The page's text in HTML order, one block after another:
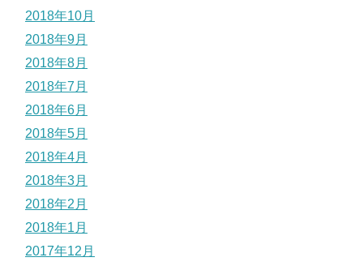
2018年10月
2018年9月
2018年8月
2018年7月
2018年6月
2018年5月
2018年4月
2018年3月
2018年2月
2018年1月
2017年12月